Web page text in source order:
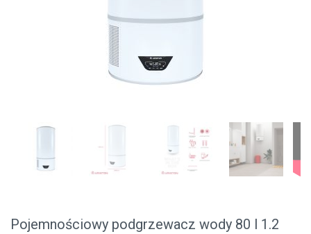
Pojemnościowy podgrzewacz wody 80 l 1.2